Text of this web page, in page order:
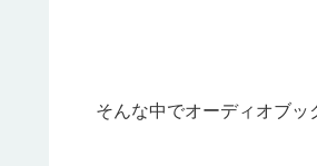
そんな中でオーディオブ